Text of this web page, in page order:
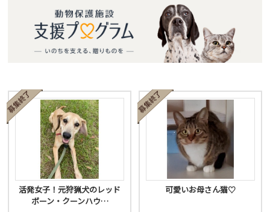
活発女子！元狩猟犬のレッド
ボーン・クーンハウ…
可愛いお母さん猫♡